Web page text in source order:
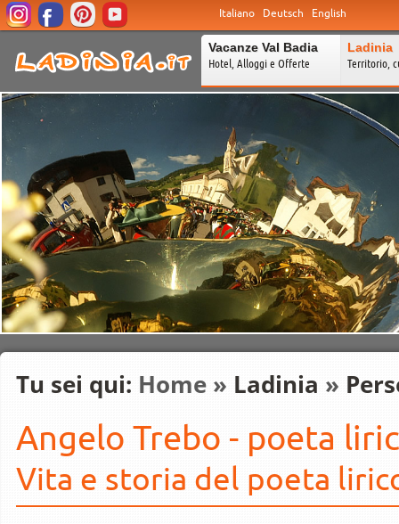
Italiano Deutsch English
Vacanze Val Badia
Hotel, Alloggi e Offerte
Ladinia
Territorio,
Tu sei qui: Home » Ladinia »
Angelo Trebo - poeta
Vita e storia del poeta